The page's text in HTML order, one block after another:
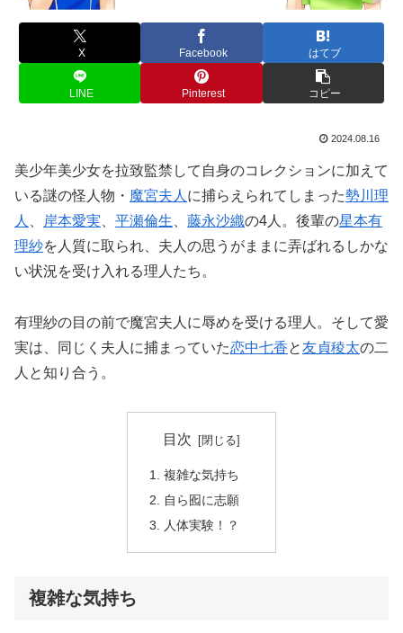
X Facebook はてブ
LINE Pinterest コピー
2024.08.16
美少年美少女を拉致監禁して自身のコレクションに加えて
いる謎の怪人物・ 魔宮夫人 に捕らえられてしまった勢川理
人
岸本愛実 平瀬倫生 藤永沙織の4人。後輩の星本有
理紗を人質に取られ、夫人の思うがままに弄ばれるしかな
い状況を受け入れる理人たち。
有理紗の目の前で魔宮夫人に辱めを受ける理人。そして愛
実は、同じく夫人に捕まっていた恋中七香と友貞稜太の二
人と知り合う。
目次
複雑な気持ち
自ら囮に志願
人体実験！？
複雑な気持ち